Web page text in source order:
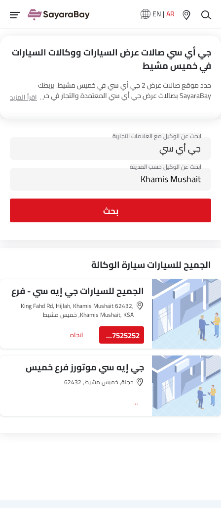
EN|AR
جي أي سي صالات عرض السيارات ووكالات السيارات
في خميس مشيط
حدد موقع صالات عرض 2 جي أي سي في خميس مشيط. يربطك
SayaraBay بصالات عرض جي أي سي المعتمدة والتجار في خميس مشيط
اقرأ المزيد
بحث
الجميح للسيارات سيارة الوكالة
الجميح للسيارات جي إيه سي - فرع
خميس مشيط
King Fahd Rd, Hijlah, Khamis Mushait 62432,
Khamis Mushait, KSA, خميس مشيط
8007525252 اتجاه
جي إيه سي موتورز فرع خميس
مشيط
حجلة, خميس مشيط, 62432
اتجاه